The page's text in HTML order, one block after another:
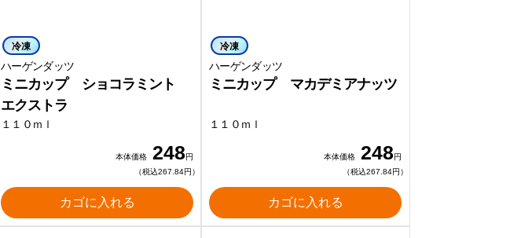
冷凍
ハーゲンダッツ
ミニカップ ショコラミント
エクストラ
１１０ｍｌ
本体価格 248円
（税込267.84円）
カゴに入れる
冷凍
ハーゲンダッツ
ミニカップ マカデミアナッツ
１１０ｍｌ
本体価格 248円
（税込267.84円）
カゴに入れる